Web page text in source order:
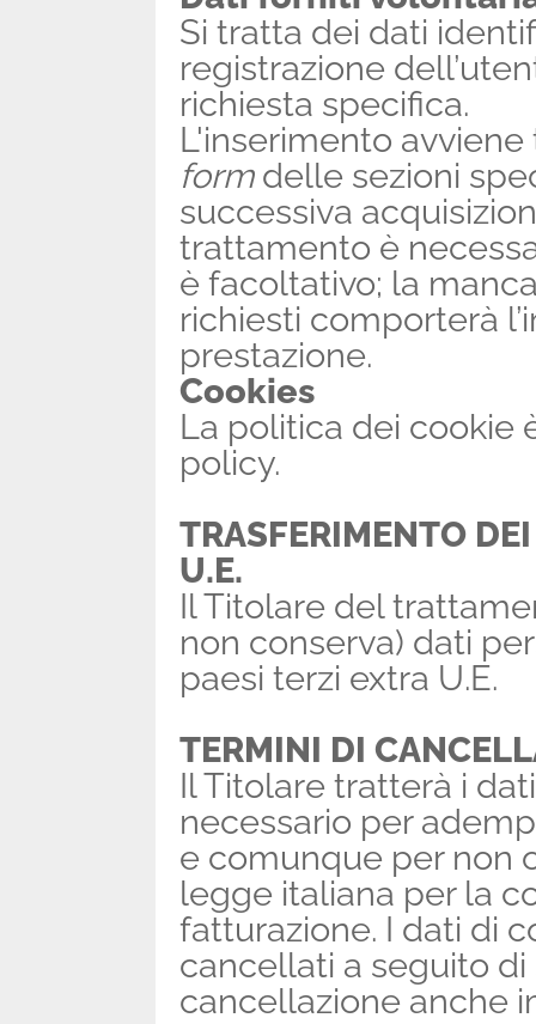
Si tratta dei dati
registrazione
richiesta specifica.
L'inserimento
formdelle sezioni
successiva
trattamento è
è facoltativo; la
richiesti comporterà
prestazione.
Cookies
La politica dei cookie
policy.
TRASFERIMENTO
U.E.
Il Titolare del
non conserva) dati
paesi terzi extra U.E.
TERMINI DI
Il Titolare tratterà i
necessario per
e comunque per non
legge italiana per la
fatturazione. I dati di
cancellati a seguito
cancellazione anche